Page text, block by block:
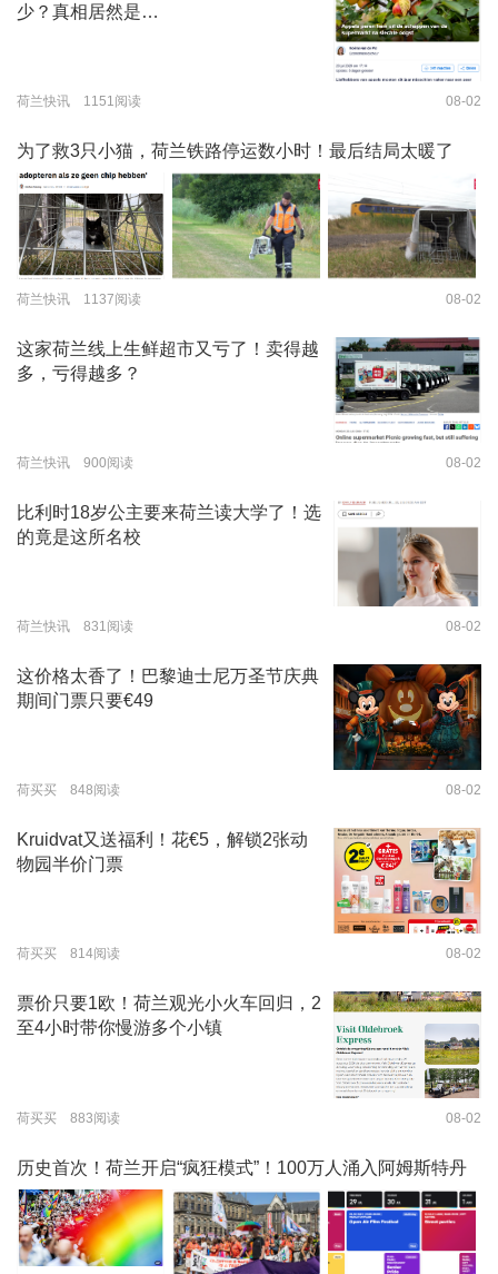
少？真相居然是…
荷兰快讯 1151阅读 08-02
为了救3只小猫，荷兰铁路停运数小时！最后结局太暖了
荷兰快讯 1137阅读 08-02
这家荷兰线上生鲜超市又亏了！卖得越
多，亏得越多？
荷兰快讯 900阅读 08-02
比利时18岁公主要来荷兰读大学了！选
的竟是这所名校
荷兰快讯 831阅读 08-02
这价格太香了！巴黎迪士尼万圣节庆典
期间门票只要€49
荷买买 848阅读 08-02
Kruidvat又送福利！花€5，解锁2张动
物园半价门票
荷买买 814阅读 08-02
票价只要1欧！荷兰观光小火车回归，2
至4小时带你慢游多个小镇
荷买买 883阅读 08-02
历史首次！荷兰开启“疯狂模式”！100万人涌入阿姆斯特丹